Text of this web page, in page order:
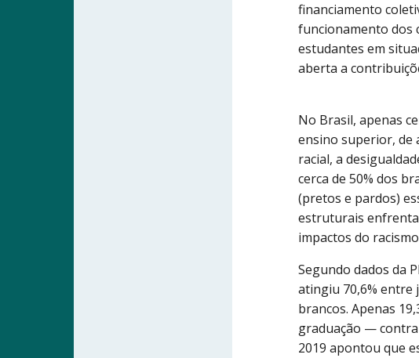
financiamento
funcionamento dos
estudantes em
aberta a
No Brasil, apenas
ensino superior, de
racial, a
cerca de 50% dos
(pretos e pardos)
estruturais
impactos do
Segundo dados da
atingiu 70,6% entre
brancos. Apenas
graduação — contra
2019 apontou que